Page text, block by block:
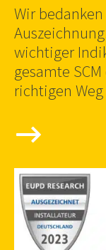
Wir
wichtiger
gesamte
richtigen